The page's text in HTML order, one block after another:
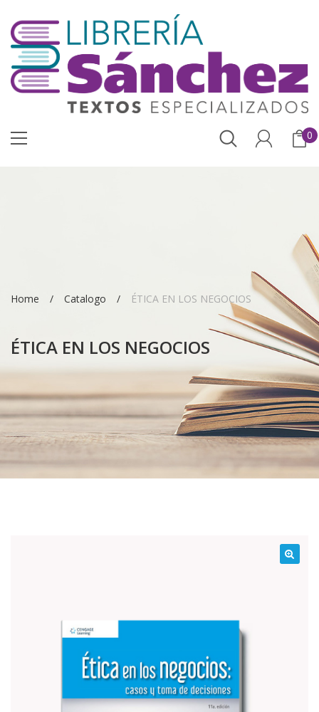
0
Home Catalogo ÉTICA EN LOS NEGOCIOS
ÉTICA EN LOS NEGOCIOS
¡Oferta!